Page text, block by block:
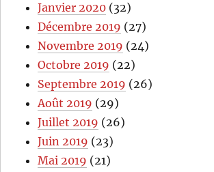
Janvier 2020 (32)
Décembre 2019 (27)
Novembre 2019 (24)
Octobre 2019 (22)
Septembre 2019 (26)
Août 2019 (29)
Juillet 2019 (26)
Juin 2019 (23)
Mai 2019 (21)